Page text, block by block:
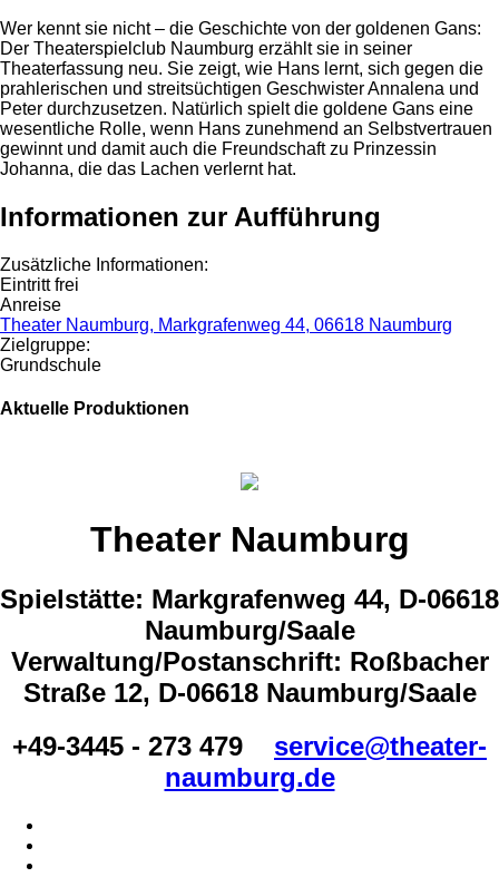
Wer kennt sie nicht – die Geschichte von der goldenen Gans:
Der Theaterspielclub Naumburg erzählt sie in seiner
Theaterfassung neu. Sie zeigt, wie Hans lernt, sich gegen die
prahlerischen und streitsüchtigen Geschwister Annalena und
Peter durchzusetzen. Natürlich spielt die goldene Gans eine
wesentliche Rolle, wenn Hans zunehmend an Selbstvertrauen
gewinnt und damit auch die Freundschaft zu Prinzessin
Johanna, die das Lachen verlernt hat.
Informationen zur Aufführung
Zusätzliche Informationen:
Eintritt frei
Anreise
Theater Naumburg, Markgrafenweg 44, 06618 Naumburg
Zielgruppe:
Grundschule
Aktuelle Produktionen
Theater Naumburg
Spielstätte: Markgrafenweg 44, D-06618
Naumburg/Saale
Verwaltung/Postanschrift: Roßbacher
Straße 12, D-06618 Naumburg/Saale
+49-3445 - 273 479
service@theater-
naumburg.de